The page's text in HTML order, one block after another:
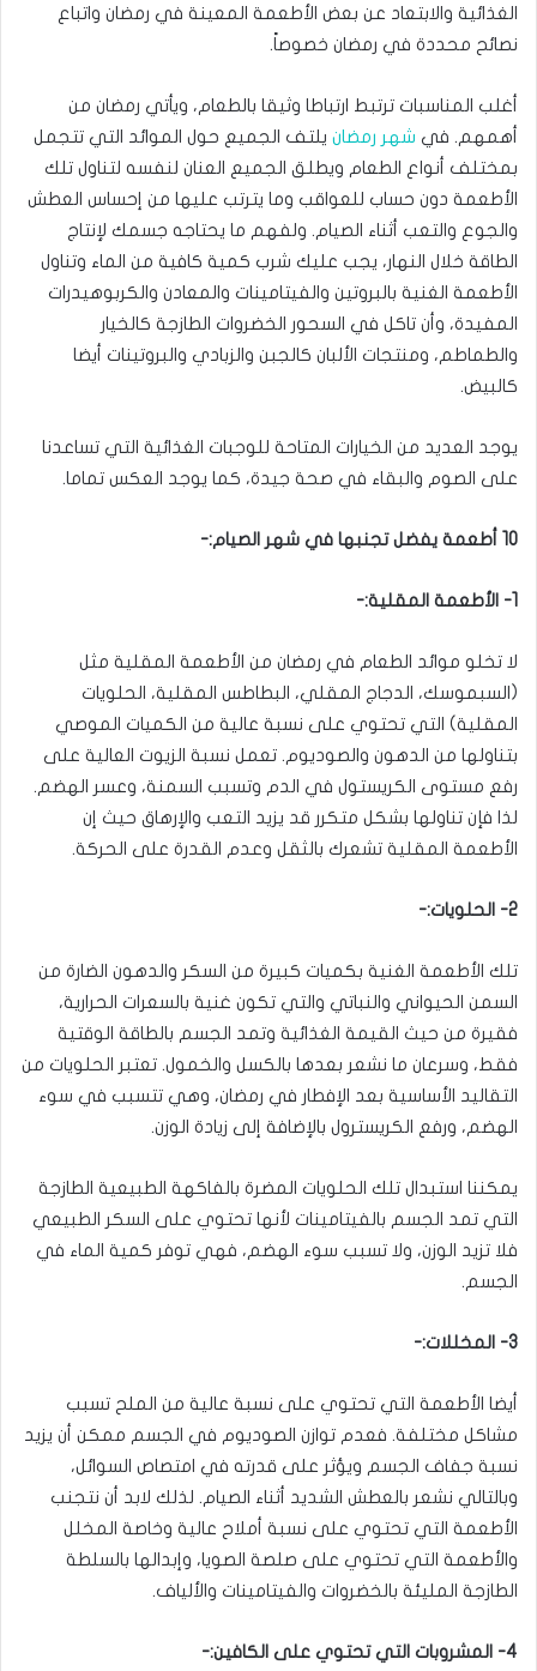
الغذائية والابتعاد عن بعض الأطعمة المعينة في رمضان واتباع
نصائح محددة في رمضان خصوصاً.
أغلب المناسبات ترتبط ارتباطا وثيقا بالطعام، ويأتي رمضان من
أهمهم. في شهر رمضان يلتف الجميع حول الموائد التي تتجمل
بمختلف أنواع الطعام ويطلق الجميع العنان لنفسه لتناول تلك
الأطعمة دون حساب للعواقب وما يترتب عليها من إحساس العطش
والجوع والتعب أثناء الصيام. ولفهم ما يحتاجه جسمك لإنتاج
الطاقة خلال النهار، يجب عليك شرب كمية كافية من الماء وتناول
الأطعمة الغنية بالبروتين والفيتامينات والمعادن والكربوهيدرات
المفيدة، وأن تاكل في السحور الخضروات الطازجة كالخيار
والطماطم، ومنتجات الألبان كالجبن والزبادي والبروتينات أيضا
كالبيض.
يوجد العديد من الخيارات المتاحة للوجبات الغذائية التي تساعدنا
على الصوم والبقاء في صحة جيدة، كما يوجد العكس تماما.
10 أطعمة يفضل تجنبها في شهر الصيام:-
1- الأطعمة المقلية:-
لا تخلو موائد الطعام في رمضان من الأطعمة المقلية مثل
(السبموسك، الدجاج المقلي، البطاطس المقلية، الحلويات
المقلية) التي تحتوي على نسبة عالية من الكميات الموصي
بتناولها من الدهون والصوديوم. تعمل نسبة الزيوت العالية على
رفع مستوى الكريستول في الدم وتسبب السمنة، وعسر الهضم.
لذا فإن تناولها بشكل متكرر قد يزيد التعب والإرهاق حيث إن
الأطعمة المقلية تشعرك بالثقل وعدم القدرة على الحركة.
2- الحلويات:-
تلك الأطعمة الغنية بكميات كبيرة من السكر والدهون الضارة من
السمن الحيواني والنباتي والتي تكون غنية بالسعرات الحرارية،
فقيرة من حيث القيمة الغذائية وتمد الجسم بالطاقة الوقتية
فقط، وسرعان ما نشعر بعدها بالكسل والخمول. تعتبر الحلويات من
التقاليد الأساسية بعد الإفطار في رمضان، وهي تتسبب في سوء
الهضم، ورفع الكريسترول بالإضافة إلى زيادة الوزن.
يمكننا استبدال تلك الحلويات المضرة بالفاكهة الطبيعية الطازجة
التي تمد الجسم بالفيتامينات لأنها تحتوي على السكر الطبيعي
فلا تزيد الوزن، ولا تسبب سوء الهضم، فهي توفر كمية الماء في
الجسم.
3- المخللات:-
أيضا الأطعمة التي تحتوي على نسبة عالية من الملح تسبب
مشاكل مختلفة. فعدم توازن الصوديوم في الجسم ممكن أن يزيد
نسبة جفاف الجسم ويؤثر على قدرته في امتصاص السوائل،
وبالتالي نشعر بالعطش الشديد أثناء الصيام. لذلك لابد أن نتجنب
الأطعمة التي تحتوي على نسبة أملاح عالية وخاصة المخلل
والأطعمة التي تحتوي على صلصة الصويا، وإبدالها بالسلطة
الطازجة المليئة بالخضروات والفيتامينات والألياف.
4- المشروبات التي تحتوي على الكافين:-